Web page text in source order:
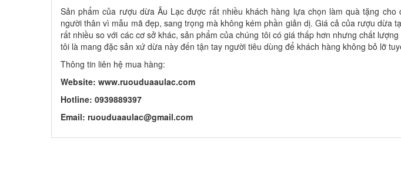
Sản phẩm của rượu dừa Âu Lạc được rất nhiều khách hàng lựa chọn làm quà tặng
người thân vì mẫu mã đẹp, sang trọng mà không kém phần giản dị. Giá cả của rượu dừa
rất nhiều so với các cơ sở khác, sản phẩm của chúng tôi có giá thấp hơn nhưng chất
tôi là mang đặc sản xứ dừa này đến tận tay người tiêu dùng để khách hàng không bỏ lỡ
Thông tin liên hệ mua hàng:
Website: www.ruouduaaulac.com
Hotline: 0939889397
Email: ruouduaaulac@gmail.com